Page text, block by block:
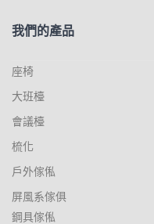
我們的產品
座椅
大班檯
會議檯
梳化
戶外傢俬
屏風系傢俱
鋼具傢俬